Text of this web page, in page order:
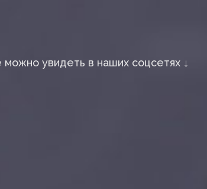
увидеть в наших соцсетях ↓